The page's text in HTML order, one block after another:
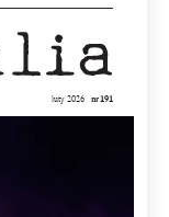
luty 2026 nr 191